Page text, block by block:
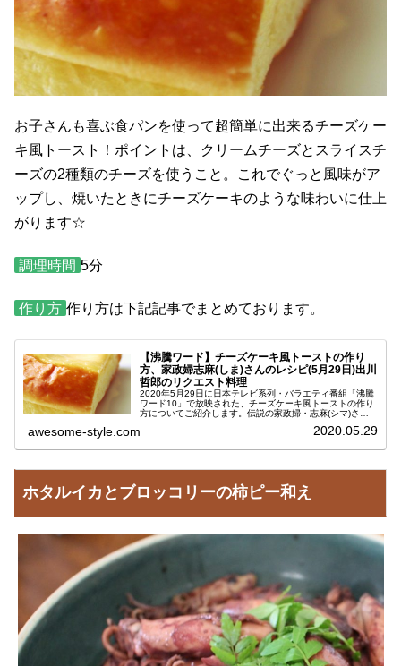
お子さんも喜ぶ食パンを使って超簡単に出来るチーズケー
キ風トースト！ポイントは、クリームチーズとスライスチ
ーズの2種類のチーズを使うこと。これでぐっと風味がア
ップし、焼いたときにチーズケーキのような味わいに仕上
がります☆
調理時間 5分
作り方 作り方は下記記事でまとめております。
【沸騰ワード】チーズケーキ風トーストの作り
方、家政婦志麻(しま)さんのレシピ(5月29日)出川
哲郎のリクエスト料理
2020年5月29日に日本テレビ系列・バラエティ番組「沸騰
ワード10」で放映された、チーズケーキ風トーストの作り
方についてご紹介します。伝説の家政婦・志麻(シマ)さん
awesome-style.com 2020.05.29
ホタルイカとブロッコリーの柿ピー和え